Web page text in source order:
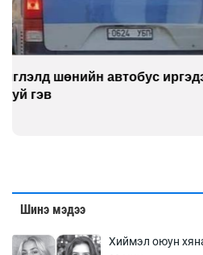
“Туул усан цогцолбор”-ын
Энэтхэгийн компанид
Шинэ мэдээ
Хиймэл оюун